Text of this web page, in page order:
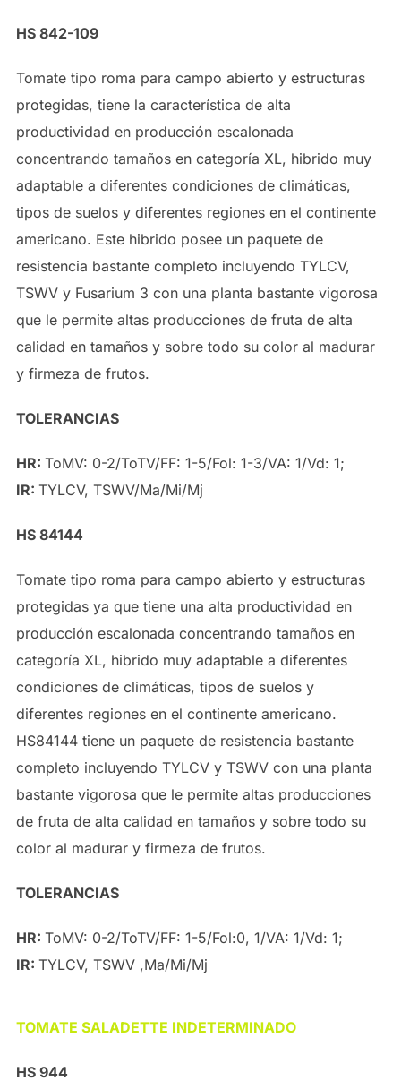
HS 842-109
Tomate tipo roma para campo abierto y estructuras
protegidas, tiene la característica de alta
productividad en producción escalonada
concentrando tamaños en categoría XL, hibrido muy
adaptable a diferentes condiciones de climáticas,
tipos de suelos y diferentes regiones en el continente
americano. Este hibrido posee un paquete de
resistencia bastante completo incluyendo TYLCV,
TSWV y Fusarium 3 con una planta bastante vigorosa
que le permite altas producciones de fruta de alta
calidad en tamaños y sobre todo su color al madurar
y firmeza de frutos.
TOLERANCIAS
HR: ToMV: 0-2/ToTV/FF: 1-5/Fol: 1-3/VA: 1/Vd: 1;
IR: TYLCV, TSWV/Ma/Mi/Mj
HS 84144
Tomate tipo roma para campo abierto y estructuras
protegidas ya que tiene una alta productividad en
producción escalonada concentrando tamaños en
categoría XL, hibrido muy adaptable a diferentes
condiciones de climáticas, tipos de suelos y
diferentes regiones en el continente americano.
HS84144 tiene un paquete de resistencia bastante
completo incluyendo TYLCV y TSWV con una planta
bastante vigorosa que le permite altas producciones
de fruta de alta calidad en tamaños y sobre todo su
color al madurar y firmeza de frutos.
TOLERANCIAS
HR: ToMV: 0-2/ToTV/FF: 1-5/Fol:0, 1/VA: 1/Vd: 1;
IR: TYLCV, TSWV ,Ma/Mi/Mj
TOMATE SALADETTE INDETERMINADO
HS 944